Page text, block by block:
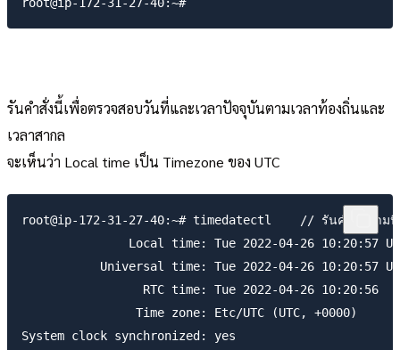
รันคำสั่งนี้เพื่อตรวจสอบวันที่และเวลาปัจจุบันตามเวลาท้องถิ่นและ
เวลาสากล
จะเห็นว่า Local time เป็น Timezone ของ UTC
root@ip-172-31-27-40:~# timedatectl    // รันคำสั่งตามนี้
Local time: Tue 2022-04-26 10:20:57
Universal time: Tue 2022-04-26 10:20:57
                 RTC time: Tue 2022-04-26 10:20:56
                Time zone: Etc/UTC (UTC, +0000)
System clock synchronized: yes